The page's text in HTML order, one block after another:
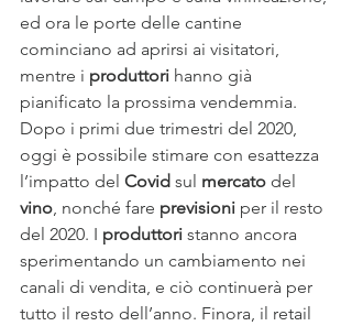
ed ora le porte delle cantine
cominciano ad aprirsi ai visitatori,
mentre i produttori hanno già
pianificato la prossima vendemmia.
Dopo i primi due trimestri del 2020,
oggi è possibile stimare con esattezza
l’impatto del Covid sul mercato del
vino, nonché fare previsioni per il resto
del 2020. I produttori stanno ancora
sperimentando un cambiamento nei
canali di vendita, e ciò continuerà per
tutto il resto dell’anno. Finora, il retail